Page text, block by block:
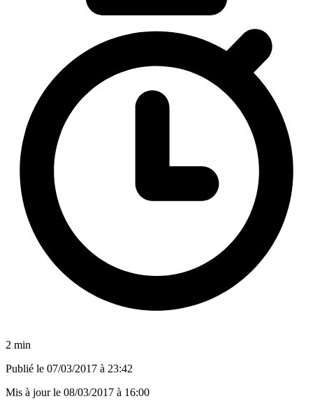
2 min
Publié le 07/03/2017 à 23:42
Mis à jour le 08/03/2017 à 16:00